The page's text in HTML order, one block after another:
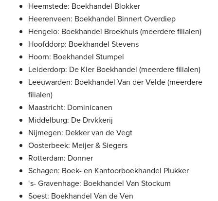
Heemstede: Boekhandel Blokker
Heerenveen: Boekhandel Binnert Overdiep
Hengelo: Boekhandel Broekhuis (meerdere filialen)
Hoofddorp: Boekhandel Stevens
Hoorn: Boekhandel Stumpel
Leiderdorp: De Kler Boekhandel (meerdere filialen)
Leeuwarden: Boekhandel Van der Velde (meerdere
filialen)
Maastricht: Dominicanen
Middelburg: De Drvkkerij
Nijmegen: Dekker van de Vegt
Oosterbeek: Meijer & Siegers
Rotterdam: Donner
Schagen: Boek- en Kantoorboekhandel Plukker
‘s- Gravenhage: Boekhandel Van Stockum
Soest: Boekhandel Van de Ven